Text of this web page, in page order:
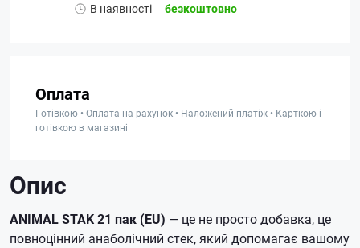
В наявності безкоштовно
Оплата
Готівкою • Оплата на рахунок • Наложений платіж • Карткою і
готівкою в магазині
Опис
ANIMAL STAK 21 пак (EU) — це не просто добавка, це
повноцінний анаболічний стек, який допомагає вашому